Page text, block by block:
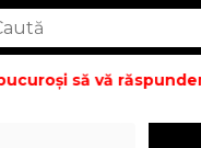
să vă răspundem